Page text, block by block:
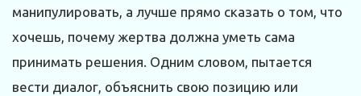
манипулировать, а лучше прямо сказать о том, что
хочешь, почему жертва должна уметь сама
принимать решения. Одним словом, пытается
вести диалог, объяснить свою позицию или